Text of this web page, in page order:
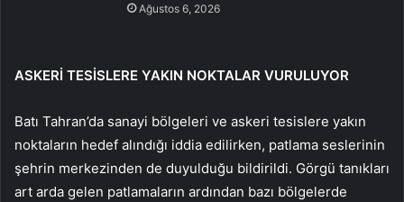
Ağustos 6, 2026
ASKERİ TESİSLERE YAKIN NOKTALAR VURULUYOR
Batı Tahran’da sanayi bölgeleri ve askeri tesislere yakın
noktaların hedef alındığı iddia edilirken, patlama seslerinin
şehrin merkezinden de duyulduğu bildirildi. Görgü tanıkları
art arda gelen patlamaların ardından bazı bölgelerde